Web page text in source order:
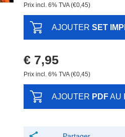
Prix ​​incl. 6% TVA (€0,45)
AJOUTER SET
€ 7,95
Prix ​​incl. 6% TVA (€0,45)
AJOUTER PDFAU